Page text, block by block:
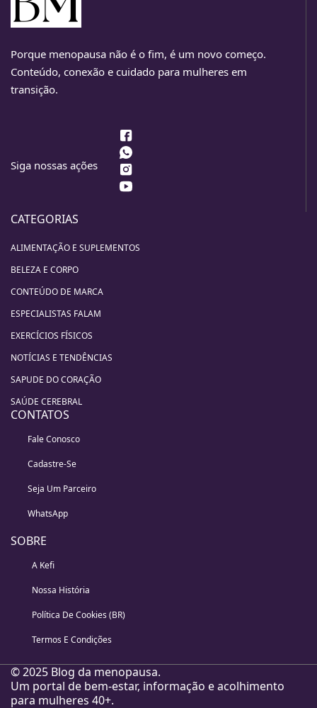
Porque menopausa não é o fim, é um novo começo.
Conteúdo, conexão e cuidado para mulheres em
transição.
Siga nossas ações
CATEGORIAS
ALIMENTAÇÃO E SUPLEMENTOS
BELEZA E CORPO
CONTEÚDO DE MARCA
ESPECIALISTAS FALAM
EXERCÍCIOS FÍSICOS
NOTÍCIAS E TENDÊNCIAS
SAPUDE DO CORAÇÃO
SAÚDE CEREBRAL
CONTATOS
Fale Conosco
Cadastre-Se
Seja Um Parceiro
WhatsApp
SOBRE
A Kefi
Nossa História
Política De Cookies (BR)
Termos E Condições
© 2025 Blog da menopausa.
Um portal de bem-estar, informação e acolhimento
para mulheres 40+.